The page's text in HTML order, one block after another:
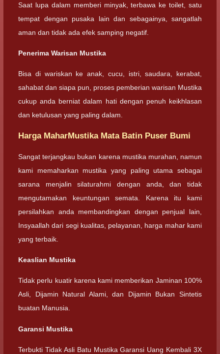
Saat lupa dalam memberi minyak, terbawa ke toilet, satu
tempat dengan pusaka lain dan sebagainya, sangatlah
aman dan tidak ada efek samping negatif.
Penerima Warisan Mustika
Bisa di wariskan ke anak, cucu, istri, saudara, kerabat,
sahabat dan siapa pun, proses pemberian warisan Mustika
cukup anda berniat dalam hati dengan penuh keikhlasan
dan ketulusan yang paling dalam.
Harga MaharMustika Mata Batin Puser Bumi
Sangat terjangkau bukan karena mustika murahan, namun
kami memaharkan mustika yang paling utama sebagai
sarana menjalin silaturahmi dengan anda, dan tidak
mengutamakan keuntungan semata. Karena itu kami
persilahkan anda membandingkan dengan penjual lain,
Insyaallah dari segi kualitas, pelayanan, harga mahar kami
yang terbaik.
Keaslian Mustika
Tidak perlu kuatir karena kami memberikan Jaminan 100%
Asli, Dijamin Natural Alami, dan Dijamin Bukan Sintetis
buatan Manusia.
Garansi Mustika
Terbukti Tidak Asli Batu Mustika Garansi Uang Kembali 3X